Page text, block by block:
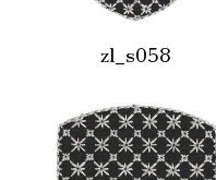
zl_s058